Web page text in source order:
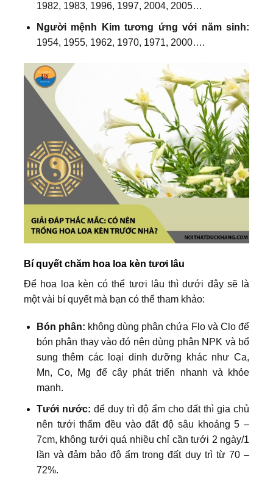
1982, 1983, 1996, 1997, 2004, 2005…
Người mệnh Kim tương ứng với năm sinh:
1954, 1955, 1962, 1970, 1971, 2000….
Bí quyết chăm hoa loa kèn tươi lâu
Để hoa loa kèn có thể tươi lâu thì dưới đây sẽ là
một vài bí quyết mà bạn có thể tham khảo:
Bón phân: không dùng phân chứa Flo và Clo để
bón phân thay vào đó nên dùng phân NPK và bổ
sung thêm các loại dinh dưỡng khác như Ca,
Mn, Co, Mg để cây phát triển nhanh và khỏe
mạnh.
Tưới nước: để duy trì độ ẩm cho đất thì gia chủ
nên tưới thấm đều vào đất độ sâu khoảng 5 –
7cm, không tưới quá nhiều chỉ cần tưới 2 ngày/1
lần và đảm bảo độ ẩm trong đất duy trì từ 70 –
72%.